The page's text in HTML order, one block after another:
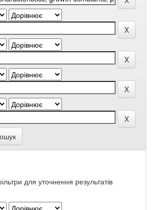
для уточнення результатів